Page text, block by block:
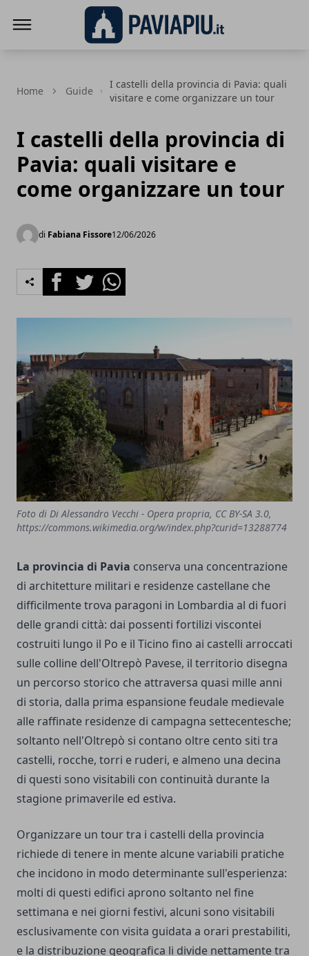
Home Guide
I castelli della provincia di Pavia: quali
visitare e come organizzare un tour
I castelli della provincia di
Pavia: quali visitare e
come organizzare un tour
di Fabiana Fissore12/06/2026
FacebookTwitterWhatsapp
Foto di Di Alessandro Vecchi - Opera propria, CC BY-SA 3.0,
https://commons.wikimedia.org/w/index.php?curid=13288774
La provincia di Pavia conserva una concentrazione
di architetture militari e residenze castellane che
difficilmente trova paragoni in Lombardia al di fuori
delle grandi città: dai possenti fortilizi viscontei
costruiti lungo il Po e il Ticino fino ai castelli arroccati
sulle colline dell'Oltrepò Pavese, il territorio disegna
un percorso storico che attraversa quasi mille anni
di storia, dalla prima espansione feudale medievale
alle raffinate residenze di campagna settecentesche;
soltanto nell'Oltrepò si contano oltre cento siti tra
castelli, rocche, torri e ruderi, e almeno una decina
di questi sono visitabili con continuità durante la
stagione primaverile ed estiva.
Organizzare un tour tra i castelli della provincia
richiede di tenere in mente alcune variabili pratiche
che incidono in modo determinante sull'esperienza:
molti di questi edifici aprono soltanto nel fine
settimana e nei giorni festivi, alcuni sono visitabili
esclusivamente con visita guidata a orari prestabiliti,
e la distribuzione geografica li divide nettamente tra